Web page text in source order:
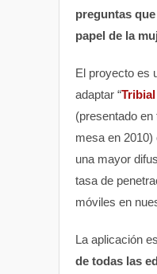
preguntas
papel de la
El proyecto es
adaptar “
(presentado
mesa en 2010)
una mayor
tasa de
móviles en
La aplicación
de todas las